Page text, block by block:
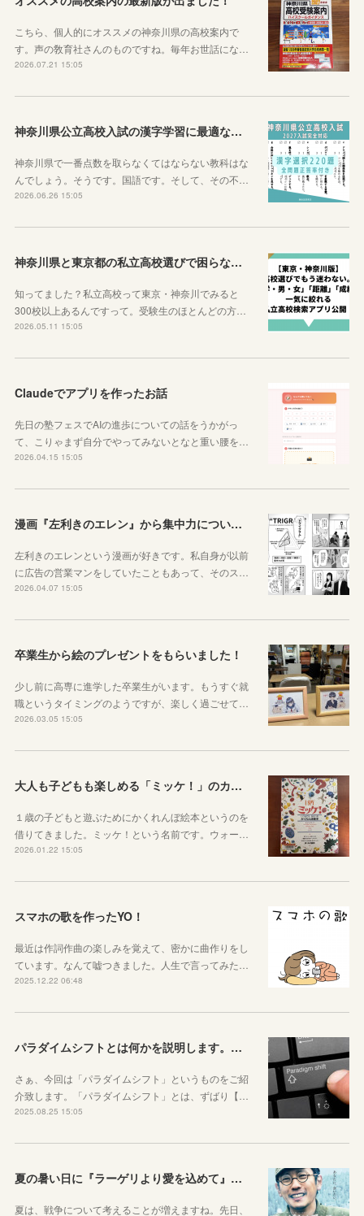
こちら、個人的にオススメの神奈川県の高校案内で
す。声の敎育社さんのものですね。毎年お世話にな…
2026.07.21 15:05
神奈川県公立高校入試の漢字学習に最適な教材を紹介します！
神奈川県で一番点数を取らなくてはならない教科はな
んでしょう。そうです。国語です。そして、その不…
2026.06.26 15:05
神奈川県と東京都の私立高校選びで困らなくなるサイトを紹介するよ！
知ってました？私立高校って東京・神奈川でみると
300校以上あるんですって。受験生のほとんどの方…
2026.05.11 15:05
Claudeでアプリを作ったお話
先日の塾フェスでAIの進歩についての話をうかがっ
て、こりゃまず自分でやってみないとなと重い腰を…
2026.04.15 15:05
漫画『左利きのエレン』から集中力について学ぼう
左利きのエレンという漫画が好きです。私自身が以前
に広告の営業マンをしていたこともあって、そのス…
2026.04.07 15:05
卒業生から絵のプレゼントをもらいました！
少し前に高専に進学した卒業生がいます。もうすぐ就
職というタイミングのようですが、楽しく過ごせて…
2026.03.05 15:05
大人も子どもも楽しめる「ミッケ！」のカニに翻弄された話
１歳の子どもと遊ぶためにかくれんぼ絵本というのを
借りてきました。ミッケ！という名前です。ウォー…
2026.01.22 15:05
スマホの歌を作ったYO！
最近は作詞作曲の楽しみを覚えて、密かに曲作りをし
ています。なんて嘘つきました。人生で言ってみた…
2025.12.22 06:48
パラダイムシフトとは何かを説明します。あなたも使ってみましょう
さぁ、今回は「パラダイムシフト」というものをご紹
介致します。「パラダイムシフト」とは、ずばり【…
2025.08.25 15:05
夏の暑い日に『ラーゲリより愛を込めて』を見ました
夏は、戦争について考えることが増えますね。先日、